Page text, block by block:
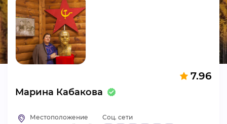
АКТИВИСТЫ
ПРОЕКТЫ
АНАЛИТИКА
БАЗА ЗНАНИЙ
7.96
Марина Кабакова
Местоположение Соц. сети